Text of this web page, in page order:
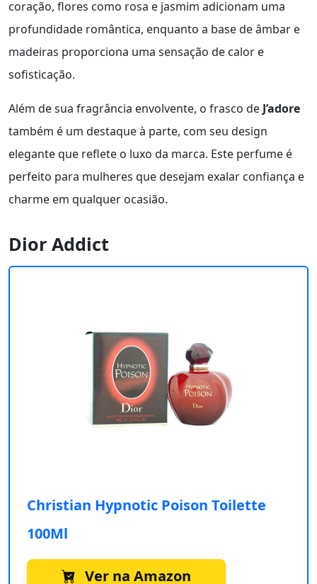
coração, flores como rosa e jasmim adicionam uma
profundidade romântica, enquanto a base de âmbar e
madeiras proporciona uma sensação de calor e
sofisticação.
Além de sua fragrância envolvente, o frasco de J’adore
também é um destaque à parte, com seu design
elegante que reflete o luxo da marca. Este perfume é
perfeito para mulheres que desejam exalar confiança e
charme em qualquer ocasião.
Dior Addict
Christian Hypnotic Poison Toilette
100Ml
Ver na Amazon